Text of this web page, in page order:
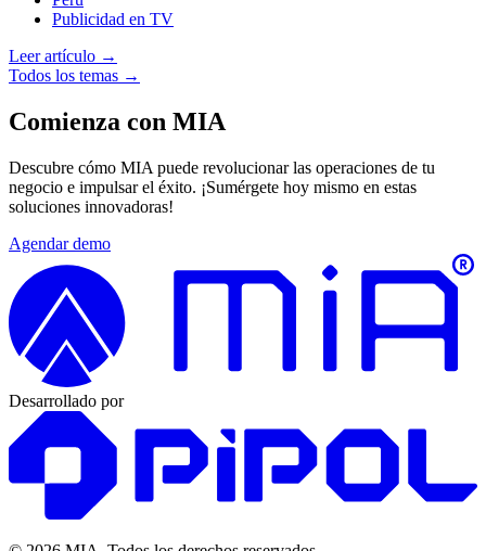
Publicidad en TV
Leer artículo →
Todos los temas →
Comienza con MIA
Descubre cómo MIA puede revolucionar las operaciones de tu
negocio e impulsar el éxito. ¡Sumérgete hoy mismo en estas
soluciones innovadoras!
Agendar demo
Desarrollado por